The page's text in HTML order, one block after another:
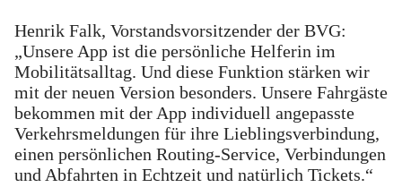
Henrik Falk, Vorstandsvorsitzender der BVG:
„Unsere App ist die persönliche Helferin im
Mobilitätsalltag. Und diese Funktion stärken wir
mit der neuen Version besonders. Unsere Fahrgäste
bekommen mit der App individuell angepasste
Verkehrsmeldungen für ihre Lieblingsverbindung,
einen persönlichen Routing-Service, Verbindungen
und Abfahrten in Echtzeit und natürlich Tickets.“